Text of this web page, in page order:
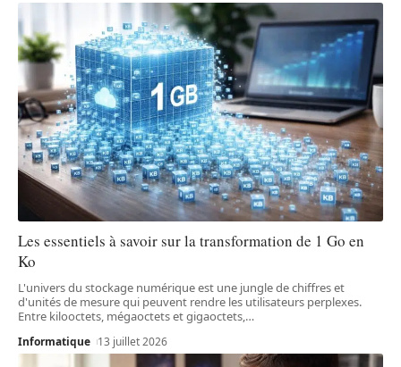
Les essentiels à savoir sur la transformation de 1 Go en
Ko
L'univers du stockage numérique est une jungle de chiffres et
d'unités de mesure qui peuvent rendre les utilisateurs perplexes.
Entre kilooctets, mégaoctets et gigaoctets,…
Informatique 13 juillet 2026